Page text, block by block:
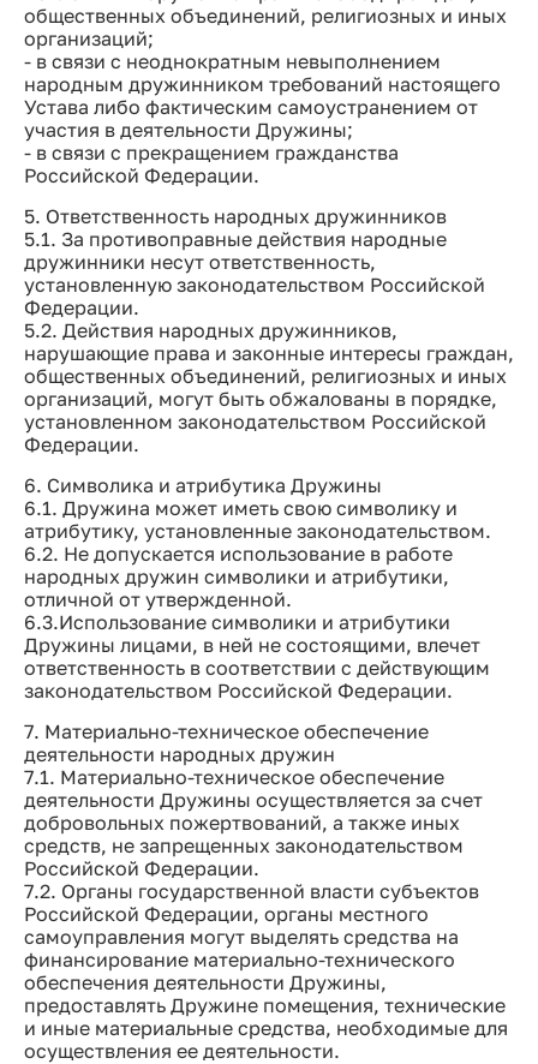
общественных объединений, религиозных и иных
организаций;
- в связи с неоднократным невыполнением
народным дружинником требований настоящего
Устава либо фактическим самоустранением от
участия в деятельности Дружины;
- в связи с прекращением гражданства
Российской Федерации.
5. Ответственность народных дружинников
5.1. За противоправные действия народные
дружинники несут ответственность,
установленную законодательством Российской
Федерации.
5.2. Действия народных дружинников,
нарушающие права и законные интересы граждан,
общественных объединений, религиозных и иных
организаций, могут быть обжалованы в порядке,
установленном законодательством Российской
Федерации.
6. Символика и атрибутика Дружины
6.1. Дружина может иметь свою символику и
атрибутику, установленные законодательством.
6.2. Не допускается использование в работе
народных дружин символики и атрибутики,
отличной от утвержденной.
6.3.Использование символики и атрибутики
Дружины лицами, в ней не состоящими, влечет
ответственность в соответствии с действующим
законодательством Российской Федерации.
7. Материально-техническое обеспечение
деятельности народных дружин
7.1. Материально-техническое обеспечение
деятельности Дружины осуществляется за счет
добровольных пожертвований, а также иных
средств, не запрещенных законодательством
Российской Федерации.
7.2. Органы государственной власти субъектов
Российской Федерации, органы местного
самоуправления могут выделять средства на
финансирование материально-технического
обеспечения деятельности Дружины,
предоставлять Дружине помещения, технические
и иные материальные средства, необходимые для
осуществления ее деятельности.